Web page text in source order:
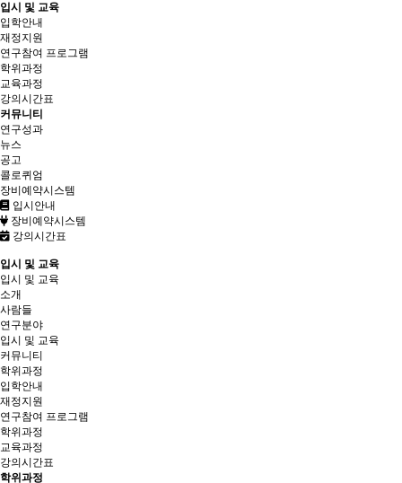
입시 및 교육
입학안내
재정지원
연구참여 프로그램
학위과정
교육과정
강의시간표
커뮤니티
연구성과
뉴스
공고
콜로퀴엄
장비예약시스템
입시안내
장비예약시스템
강의시간표
입시 및 교육
입시 및 교육
소개
사람들
연구분야
입시 및 교육
커뮤니티
학위과정
입학안내
재정지원
연구참여 프로그램
학위과정
교육과정
강의시간표
학위과정